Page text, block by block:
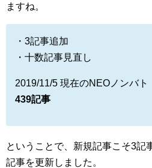
ますね。
・3記事追加
・十数記事見直し
2019/11/5 現在のNEOノンバ
439記事
ということで、新規記事こそ3記
記事を更新しました。